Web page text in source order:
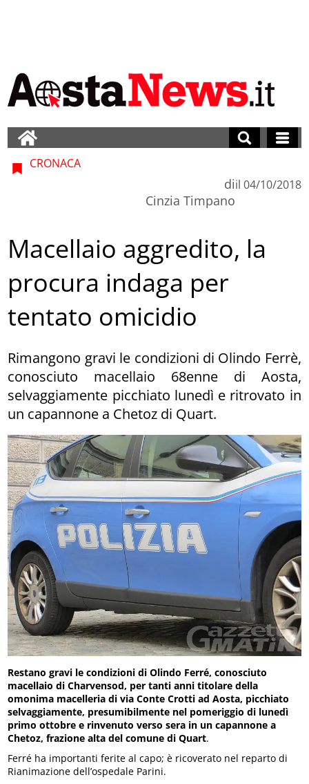
CRONACA
di
Cinzia Timpano
il 04/10/2018
Macellaio aggredito, la
procura indaga per
tentato omicidio
Rimangono gravi le condizioni di Olindo Ferrè,
conosciuto macellaio 68enne di Aosta,
selvaggiamente picchiato lunedì e ritrovato in
un capannone a Chetoz di Quart.
Restano gravi le condizioni di Olindo Ferré, conosciuto
macellaio di Charvensod, per tanti anni titolare della
omonima macelleria di via Conte Crotti ad Aosta, picchiato
selvaggiamente, presumibilmente nel pomeriggio di lunedì
primo ottobre e rinvenuto verso sera in un capannone a
Chetoz, frazione alta del comune di Quart.
Ferré ha importanti ferite al capo; è ricoverato nel reparto di
Rianimazione dell’ospedale Parini.